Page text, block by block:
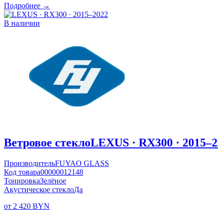
Подробнее →
В наличии
Ветровое стеклоLEXUS · RX300 ·
ПроизводительFUYAO GLASS
Код товара00000012148
ТонировкаЗелёное
Акустическое стеклоДа
от 2 420 BYN